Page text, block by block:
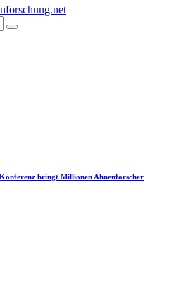
bringt Millionen Ahnenforscher